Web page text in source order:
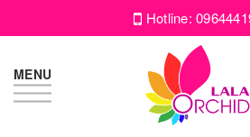
Hotline:
MENU